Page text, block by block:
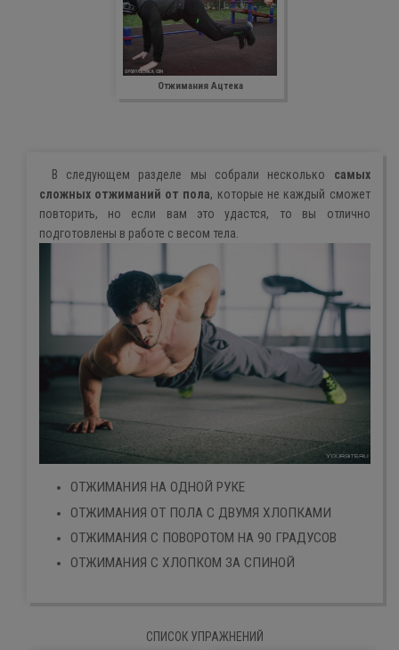
Отжимания Ацтека
В следующем разделе мы собрали несколько самых
сложных отжиманий от пола, которые не каждый сможет
повторить, но если вам это удастся, то вы отлично
подготовлены в работе с весом тела.
ОТЖИМАНИЯ НА ОДНОЙ РУКЕ
ОТЖИМАНИЯ ОТ ПОЛА С ДВУМЯ ХЛОПКАМИ
ОТЖИМАНИЯ С ПОВОРОТОМ НА 90 ГРАДУСОВ
ОТЖИМАНИЯ С ХЛОПКОМ ЗА СПИНОЙ
СПИСОК УПРАЖНЕНИЙ